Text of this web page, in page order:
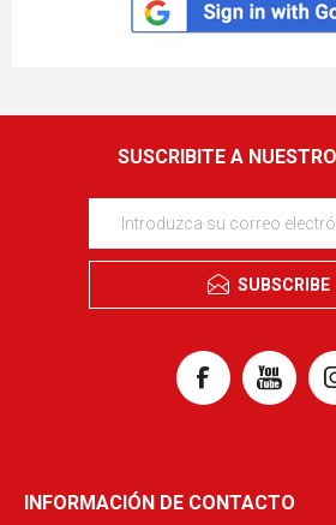
SUSCRIBITE A
SUBSCRIBE
INFORMACIÓN DE CONTACTO